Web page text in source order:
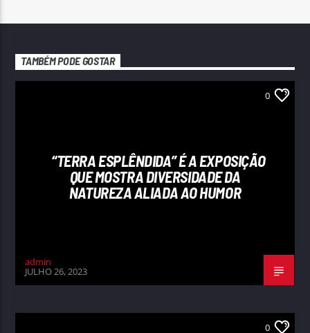
TAMBÉM PODE GOSTAR
0
“TERRA ESPLÊNDIDA” É A EXPOSIÇÃO
QUE MOSTRA DIVERSIDADE DA
NATUREZA ALIADA AO HUMOR
admin
JULHO 26, 2023
0